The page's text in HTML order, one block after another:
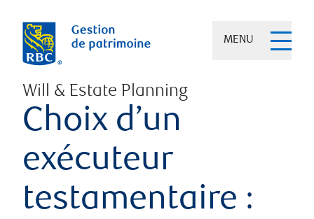
MENU
Will & Estate Planning
Choix d’un
exécuteur
testamentaire :